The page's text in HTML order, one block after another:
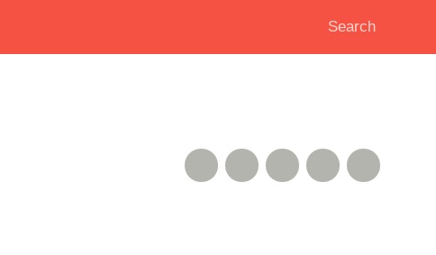
Google+
Instagram
Xing
RSS Feed